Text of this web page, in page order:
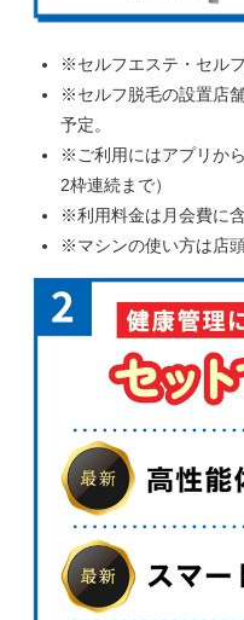
※セルフエステ・セル
※セルフ脱毛の設置店
予定。
※ご利用にはアプリか
2枠連続まで）
※利用料金は月会費に
※マシンの使い方は店